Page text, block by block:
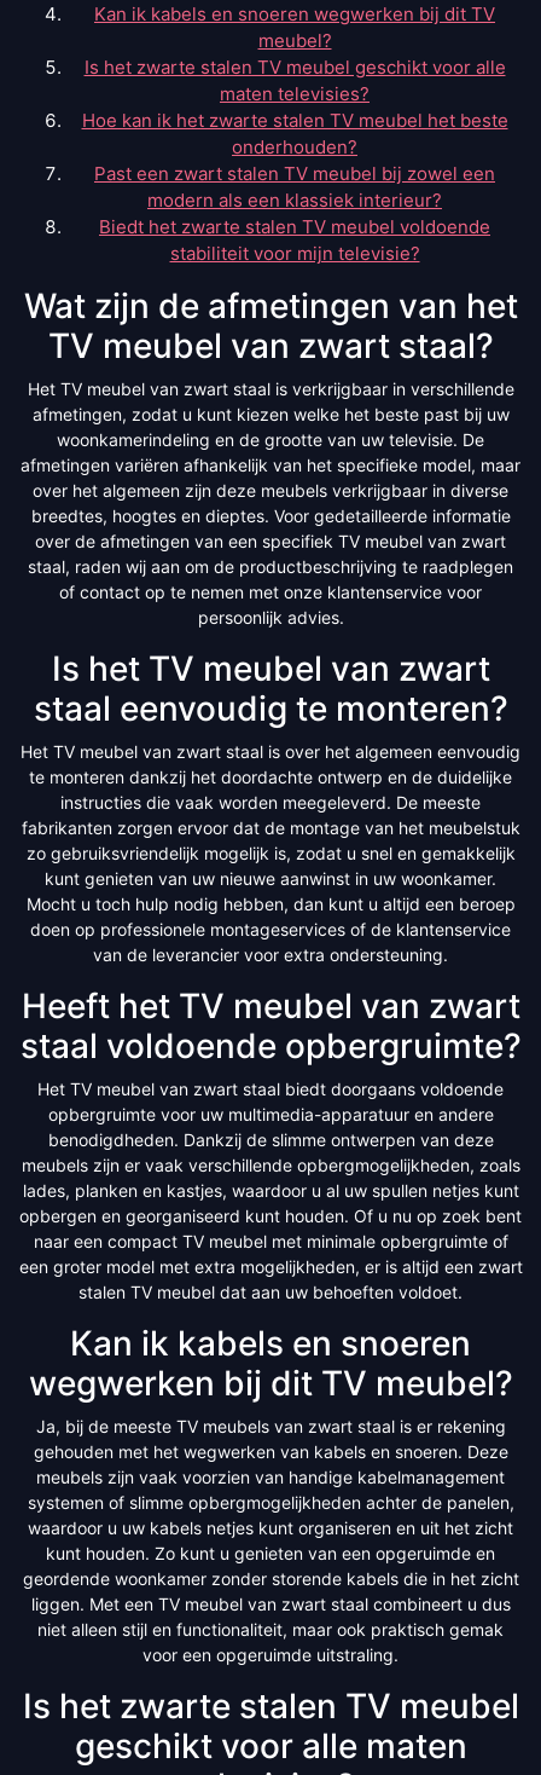
Kan ik kabels en snoeren wegwerken bij dit TV
meubel?
Is het zwarte stalen TV meubel geschikt voor alle
maten televisies?
Hoe kan ik het zwarte stalen TV meubel het beste
onderhouden?
Past een zwart stalen TV meubel bij zowel een
modern als een klassiek interieur?
Biedt het zwarte stalen TV meubel voldoende
stabiliteit voor mijn televisie?
Wat zijn de afmetingen van het
TV meubel van zwart staal?
Het TV meubel van zwart staal is verkrijgbaar in verschillende
afmetingen, zodat u kunt kiezen welke het beste past bij uw
woonkamerindeling en de grootte van uw televisie. De
afmetingen variëren afhankelijk van het specifieke model, maar
over het algemeen zijn deze meubels verkrijgbaar in diverse
breedtes, hoogtes en dieptes. Voor gedetailleerde informatie
over de afmetingen van een specifiek TV meubel van zwart
staal, raden wij aan om de productbeschrijving te raadplegen
of contact op te nemen met onze klantenservice voor
persoonlijk advies.
Is het TV meubel van zwart
staal eenvoudig te monteren?
Het TV meubel van zwart staal is over het algemeen eenvoudig
te monteren dankzij het doordachte ontwerp en de duidelijke
instructies die vaak worden meegeleverd. De meeste
fabrikanten zorgen ervoor dat de montage van het meubelstuk
zo gebruiksvriendelijk mogelijk is, zodat u snel en gemakkelijk
kunt genieten van uw nieuwe aanwinst in uw woonkamer.
Mocht u toch hulp nodig hebben, dan kunt u altijd een beroep
doen op professionele montageservices of de klantenservice
van de leverancier voor extra ondersteuning.
Heeft het TV meubel van zwart
staal voldoende opbergruimte?
Het TV meubel van zwart staal biedt doorgaans voldoende
opbergruimte voor uw multimedia-apparatuur en andere
benodigdheden. Dankzij de slimme ontwerpen van deze
meubels zijn er vaak verschillende opbergmogelijkheden, zoals
lades, planken en kastjes, waardoor u al uw spullen netjes kunt
opbergen en georganiseerd kunt houden. Of u nu op zoek bent
naar een compact TV meubel met minimale opbergruimte of
een groter model met extra mogelijkheden, er is altijd een zwart
stalen TV meubel dat aan uw behoeften voldoet.
Kan ik kabels en snoeren
wegwerken bij dit TV meubel?
Ja, bij de meeste TV meubels van zwart staal is er rekening
gehouden met het wegwerken van kabels en snoeren. Deze
meubels zijn vaak voorzien van handige kabelmanagement
systemen of slimme opbergmogelijkheden achter de panelen,
waardoor u uw kabels netjes kunt organiseren en uit het zicht
kunt houden. Zo kunt u genieten van een opgeruimde en
geordende woonkamer zonder storende kabels die in het zicht
liggen. Met een TV meubel van zwart staal combineert u dus
niet alleen stijl en functionaliteit, maar ook praktisch gemak
voor een opgeruimde uitstraling.
Is het zwarte stalen TV meubel
geschikt voor alle maten